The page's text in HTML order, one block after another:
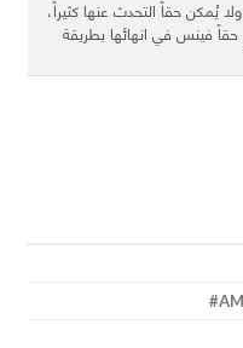
يُمكن حقاً التحدث عنها كثيراً،
حقاً فينس في انهائها بطريقة